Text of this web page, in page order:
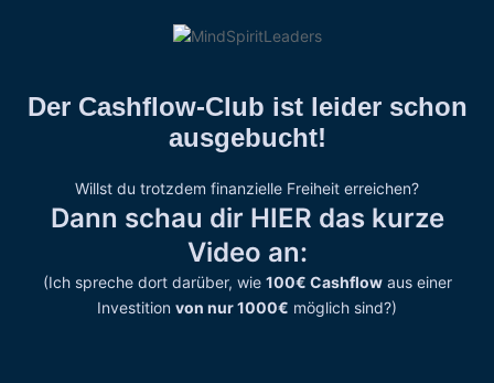
Der Cashflow-Club ist leider schon
ausgebucht!
Willst du trotzdem finanzielle Freiheit erreichen?
Dann schau dir HIER das kurze
Video an:
(Ich spreche dort darüber, wie 100€ Cashflowaus einer
Investition von nur 1000€ möglich sind?)